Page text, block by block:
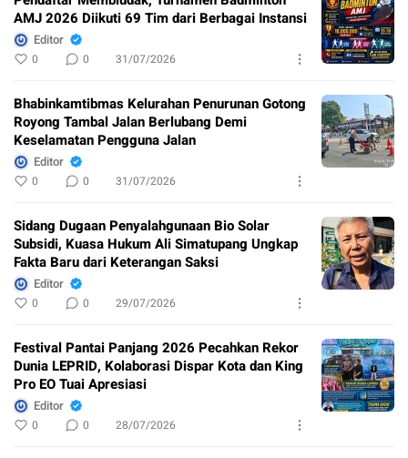
AMJ 2026 Diikuti 69 Tim dari Berbagai Instansi
Editor
0 0 31/07/2026
Bhabinkamtibmas Kelurahan Penurunan Gotong
Royong Tambal Jalan Berlubang Demi
Keselamatan Pengguna Jalan
Editor
0 0 31/07/2026
Sidang Dugaan Penyalahgunaan Bio Solar
Subsidi, Kuasa Hukum Ali Simatupang Ungkap
Fakta Baru dari Keterangan Saksi
Editor
0 0 29/07/2026
Festival Pantai Panjang 2026 Pecahkan Rekor
Dunia LEPRID, Kolaborasi Dispar Kota dan King
Pro EO Tuai Apresiasi
Editor
0 0 28/07/2026